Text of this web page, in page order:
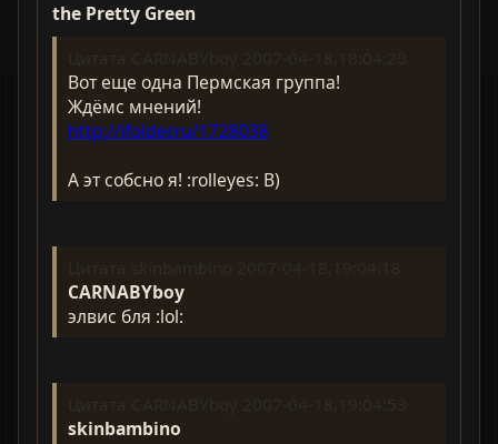
the Pretty Green
Вот еще одна Пермская группа!
Ждёмс мнений!
http://ifolder.ru/1728038
А эт собсно я! :rolleyes: B)
CARNABYboy
элвис бля :lol:
skinbambino